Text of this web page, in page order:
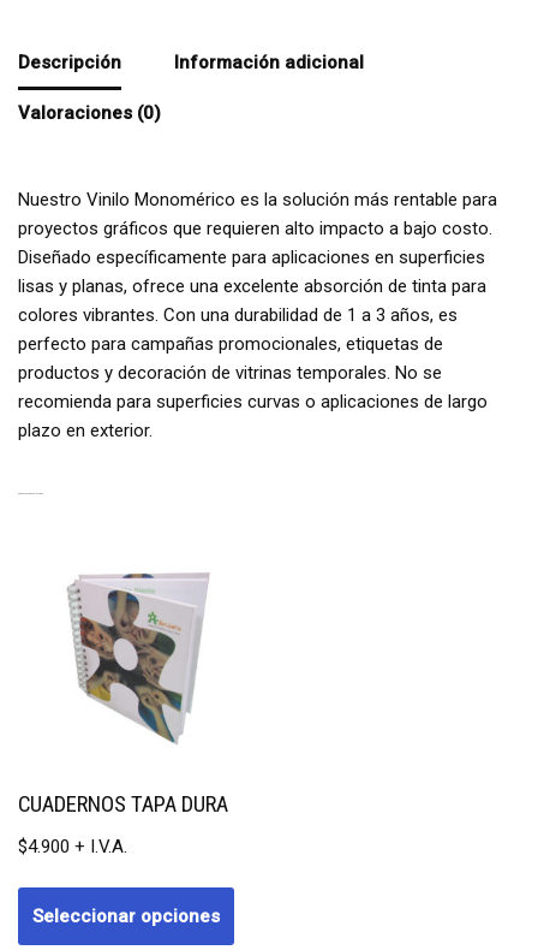
Descripción Información adicional
Valoraciones (0)
Nuestro Vinilo Monomérico es la solución más rentable para
proyectos gráficos que requieren alto impacto a bajo costo.
Diseñado específicamente para aplicaciones en superficies
lisas y planas, ofrece una excelente absorción de tinta para
colores vibrantes. Con una durabilidad de 1 a 3 años, es
perfecto para campañas promocionales, etiquetas de
productos y decoración de vitrinas temporales. No se
recomienda para superficies curvas o aplicaciones de largo
plazo en exterior.
CUADERNOS TAPA DURA
$4.900
Seleccionar opciones